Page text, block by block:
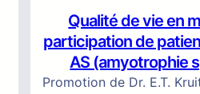
Qualité de vie en
participation de
AS (amyotrophie
Promotion de Dr. E.T.